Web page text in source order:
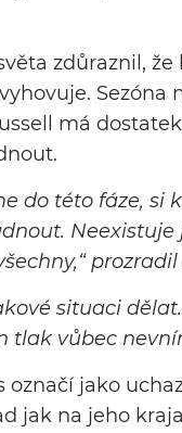
zdůraznil,
Sezóna
má
do této fáze, si
situaci
tlak vůbec
označí jako
jak na jeho